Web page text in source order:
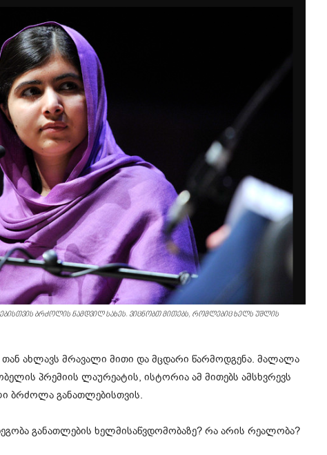
ბრძოლის ნამდვილ სახეს. ვიცნობთ მითებს, რომლებიც ხელს უშლის
ახლავს მრავალი მითი და მცდარი წარმოდგენა. მალალა
პრემიის ლაურეატის, ისტორია ამ მითებს ამსხვრევს
ბრძოლა განათლებისთვის.
განათლების ხელმისაწვდომობაზე? რა არის რეალობა?